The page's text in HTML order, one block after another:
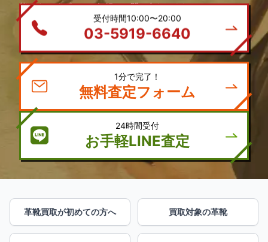
能です。 まずは、お気軽にお問い合わせください。
受付時間10:00〜20:00
03-5919-6640
1分で完了！
無料査定フォーム
24時間受付
お手軽LINE査定
革靴買取が初めての方へ 買取対象の革靴